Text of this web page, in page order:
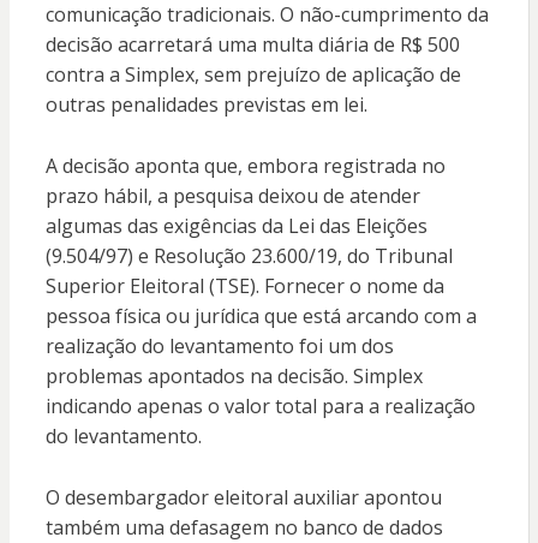
comunicação tradicionais. O não-cumprimento da
decisão acarretará uma multa diária de R$ 500
contra a Simplex, sem prejuízo de aplicação de
outras penalidades previstas em lei.
A decisão aponta que, embora registrada no
prazo hábil, a pesquisa deixou de atender
algumas das exigências da Lei das Eleições
(9.504/97) e Resolução 23.600/19, do Tribunal
Superior Eleitoral (TSE). Fornecer o nome da
pessoa física ou jurídica que está arcando com a
realização do levantamento foi um dos
problemas apontados na decisão. Simplex
indicando apenas o valor total para a realização
do levantamento.
O desembargador eleitoral auxiliar apontou
também uma defasagem no banco de dados